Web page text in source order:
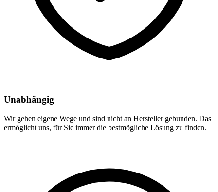
Unabhängig
Wir gehen eigene Wege und sind nicht an Hersteller gebunden. Das
ermöglicht uns, für Sie immer die bestmögliche Lösung zu finden.